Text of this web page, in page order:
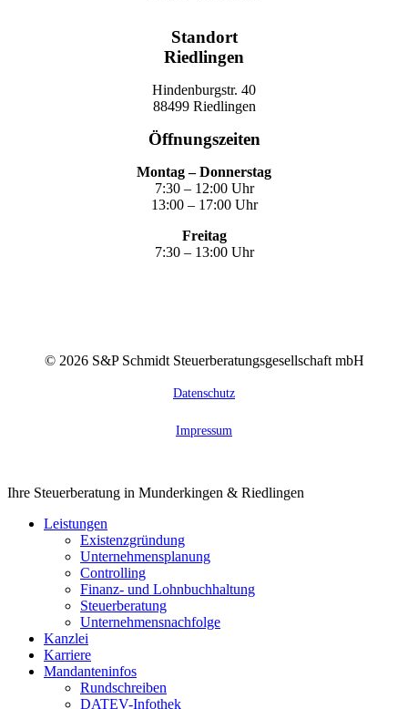
Standort
Riedlingen
Hindenburgstr. 40
88499 Riedlingen
Öffnungszeiten
Montag – Donnerstag
7:30 – 12:00 Uhr
13:00 – 17:00 Uhr
Freitag
7:30 – 13:00 Uhr
© 2026S&P Schmidt Steuerberatungsgesellschaft mbH
Datenschutz
Impressum
Close
Ihre Steuerberatung in Munderkingen & Riedlingen
Leistungen
Existenzgründung
Unternehmensplanung
Controlling
Finanz- und Lohnbuchhaltung
Steuerberatung
Unternehmensnachfolge
Kanzlei
Karriere
Mandanteninfos
Rundschreiben
DATEV-Infothek